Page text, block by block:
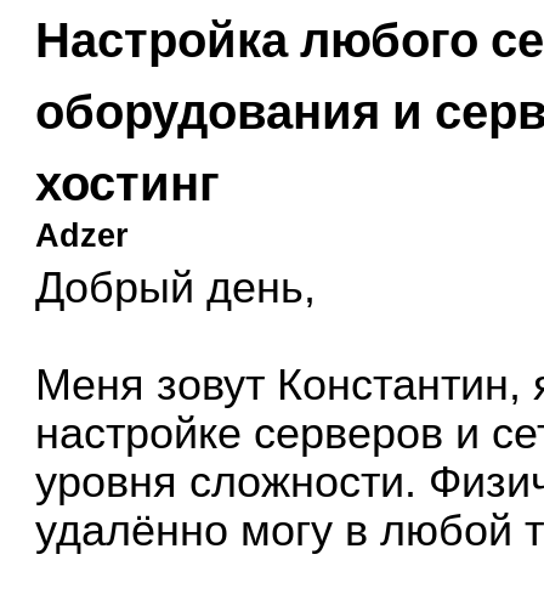
Настройка любого
оборудования и
хостинг
Adzer
Добрый день,
Меня зовут
настройке серверов и
уровня сложности.
удалённо могу в любой